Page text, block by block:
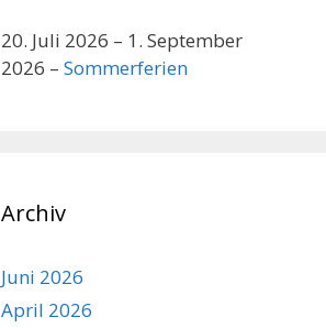
20. Juli 2026 – 1. September
2026 – Sommerferien
Archiv
Juni 2026
April 2026